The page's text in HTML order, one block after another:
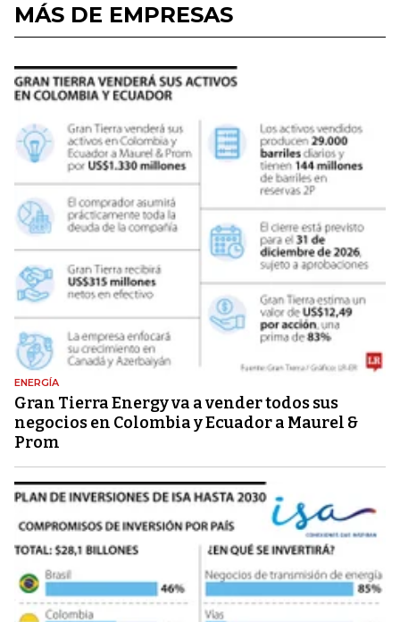
MÁS DE EMPRESAS
ENERGÍA
Gran Tierra Energy va a vender todos sus
negocios en Colombia y Ecuador a Maurel &
Prom